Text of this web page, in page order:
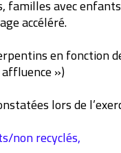
familles avec
accéléré.
en fonction
»)
lors de
non recyclés,